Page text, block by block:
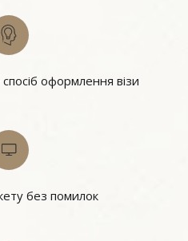
оформлення візи
без помилок